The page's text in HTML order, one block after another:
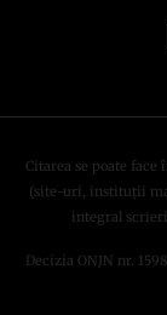
Citarea se poate
(site-uri, instituţii
integral
Decizia ONJN nr.